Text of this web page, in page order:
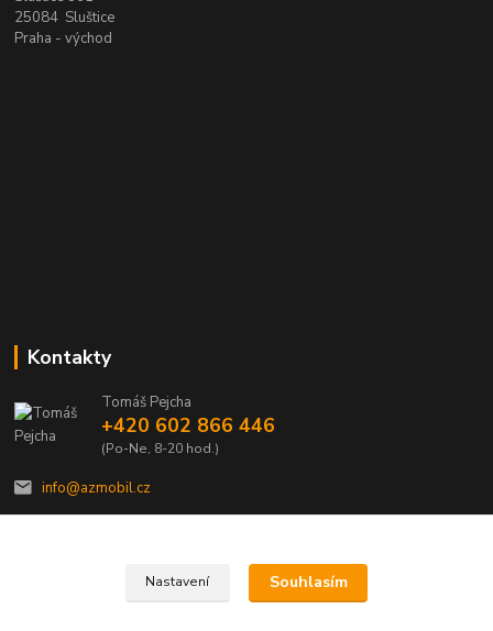
25084 Sluštice
Praha - východ
Kontakty
Tomáš Pejcha
+420 602 866 446
(Po-Ne, 8-20 hod.)
info@azmobil.cz
Nastavení Souhlasím